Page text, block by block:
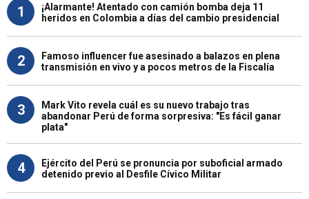
1
¡Alarmante! Atentado con camión bomba deja 11
heridos en Colombia a días del cambio presidencial
2
Famoso influencer fue asesinado a balazos en plena
transmisión en vivo y a pocos metros de la Fiscalía
3
Mark Vito revela cuál es su nuevo trabajo tras
abandonar Perú de forma sorpresiva: "Es fácil ganar
plata"
4
Ejército del Perú se pronuncia por suboficial armado
detenido previo al Desfile Cívico Militar